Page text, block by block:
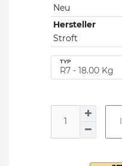
Neu
Hersteller
Stroft
TYP